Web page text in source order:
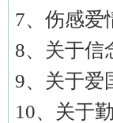
7、伤感爱
8、关于信
9、关于爱
10、关于